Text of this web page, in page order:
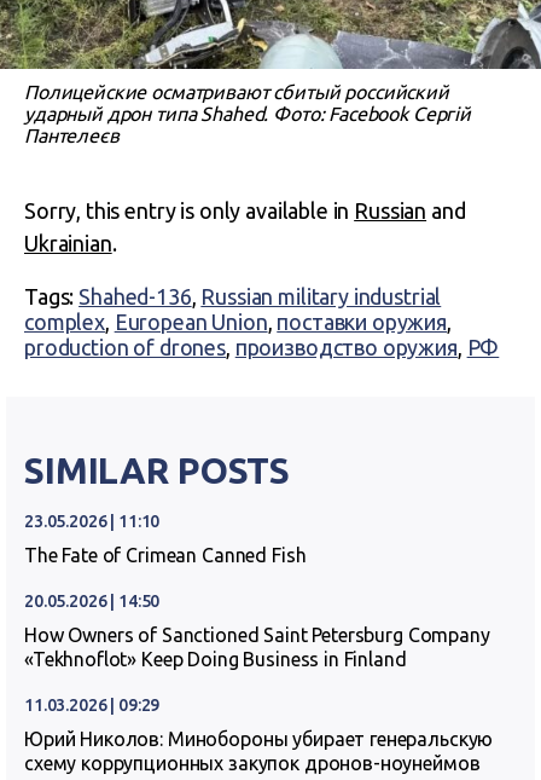
Полицейские осматривают сбитый российский
ударный дрон типа Shahed. Фото: Facebook Сергій
Пантелеєв
Sorry, this entry is only available in Russian and
Ukrainian.
Tags: Shahed-136, Russian military industrial
complex, European Union, поставки оружия,
production of drones, производство оружия, РФ
SIMILAR POSTS
23.05.2026 | 11:10
The Fate of Crimean Canned Fish
20.05.2026 | 14:50
How Owners of Sanctioned Saint Petersburg Company
«Tekhnoflot» Keep Doing Business in Finland
11.03.2026 | 09:29
Юрий Николов: Минобороны убирает генеральскую
схему коррупционных закупок дронов-ноунеймов